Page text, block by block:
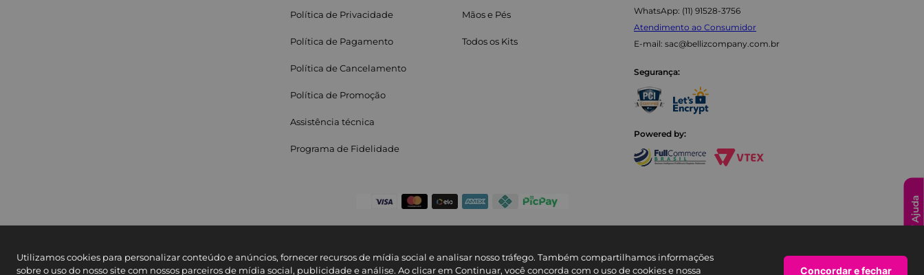
Ajuda
Utilizamos cookies para personalizar conteúdo e anúncios, fornecer recursos de mídia social e analisar nosso tráfego. Também compartilhamos informações
sobre o uso do nosso site com nossos parceiros de mídia social, publicidade e análise. Ao clicar em Continuar, você concorda com o uso de cookies e nossa
Concordar e fechar
Política de Privacidade
Política de Pagamento
Política de Cancelamento
Política de Promoção
Assistência técnica
Programa de Fidelidade
Mãos e Pés
Todos os Kits
WhatsApp: (11) 91528-3756
Atendimento ao Consumidor
E-mail: sac@bellizcompany.com.br
Segurança:
Powered by:
© Copyright 2025